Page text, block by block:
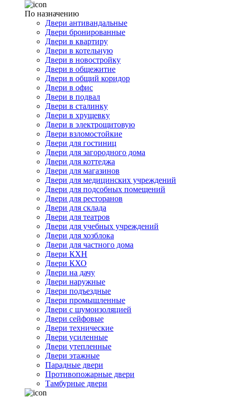
По назначению
Двери антивандальные
Двери бронированные
Двери в квартиру
Двери в котельную
Двери в новостройку
Двери в общежитие
Двери в общий коридор
Двери в офис
Двери в подвал
Двери в сталинку
Двери в хрущевку
Двери в электрощитовую
Двери взломостойкие
Двери для гостиниц
Двери для загородного дома
Двери для коттеджа
Двери для магазинов
Двери для медицинских учреждений
Двери для подсобных помещений
Двери для ресторанов
Двери для склада
Двери для театров
Двери для учебных учреждений
Двери для хозблока
Двери для частного дома
Двери КХН
Двери КХО
Двери на дачу
Двери наружные
Двери подъездные
Двери промышленные
Двери с шумоизоляцией
Двери сейфовые
Двери технические
Двери усиленные
Двери утепленные
Двери этажные
Парадные двери
Противопожарные двери
Тамбурные двери